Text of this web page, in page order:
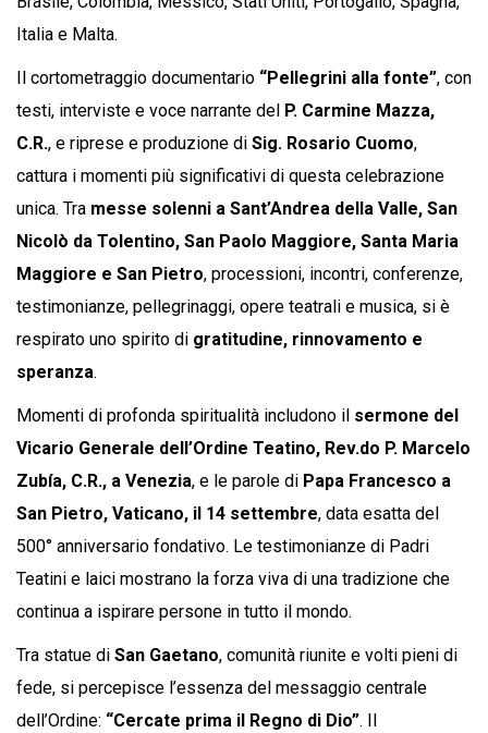
Italia e Malta.
Il cortometraggio documentario “Pellegrini alla fonte”, con
testi, interviste e voce narrante del P. Carmine Mazza,
C.R., e riprese e produzione di Sig. Rosario Cuomo,
cattura i momenti più significativi di questa celebrazione
unica. Tra messe solenni a Sant’Andrea della Valle, San
Nicolò da Tolentino, San Paolo Maggiore, Santa Maria
Maggiore e San Pietro, processioni, incontri, conferenze,
testimonianze, pellegrinaggi, opere teatrali e musica, si è
respirato uno spirito di gratitudine, rinnovamento e
speranza.
Momenti di profonda spiritualità includono il sermone del
Vicario Generale dell’Ordine Teatino, Rev.do P. Marcelo
Zubía, C.R., a Venezia, e le parole di Papa Francesco a
San Pietro, Vaticano, il 14 settembre, data esatta del
500° anniversario fondativo. Le testimonianze di Padri
Teatini e laici mostrano la forza viva di una tradizione che
continua a ispirare persone in tutto il mondo.
Tra statue di San Gaetano, comunità riunite e volti pieni di
fede, si percepisce l’essenza del messaggio centrale
dell’Ordine: “Cercate prima il Regno di Dio”. Il